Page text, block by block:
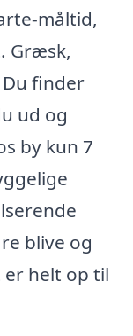
måltid,
Græsk,
finder
ud og
by kun 7
blive og
helt op til